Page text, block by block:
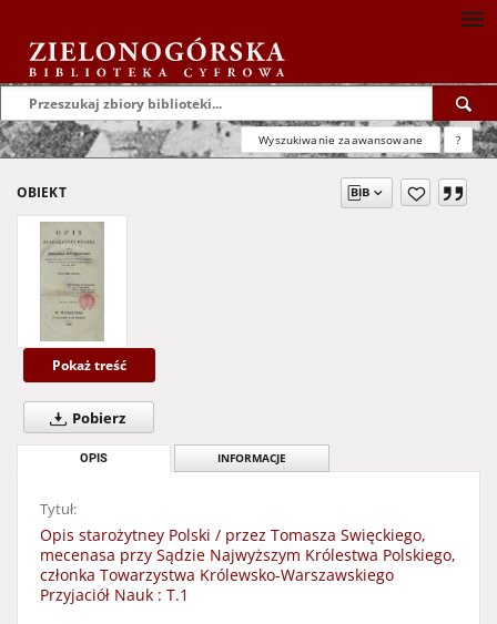
Wyszukiwanie zaawansowane ?
OBIEKT
Pokaż treść
Pobierz
OPIS INFORMACJE
Tytuł:
Opis starożytney Polski / przez Tomasza Swięckiego,
mecenasa przy Sądzie Najwyższym Królestwa Polskiego,
członka Towarzystwa Królewsko-Warszawskiego
Przyjaciół Nauk : T.1